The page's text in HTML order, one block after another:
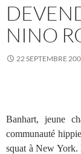
NINO
22 SEPTEMBRE
Banhart, jeune
communauté
squat à New York.